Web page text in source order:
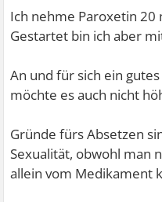
Ich nehme Paroxetin 20
Gestartet bin ich aber
An und für sich ein
möchte es auch nicht
Gründe fürs Absetzen
Sexualität, obwohl man
allein vom Medikament